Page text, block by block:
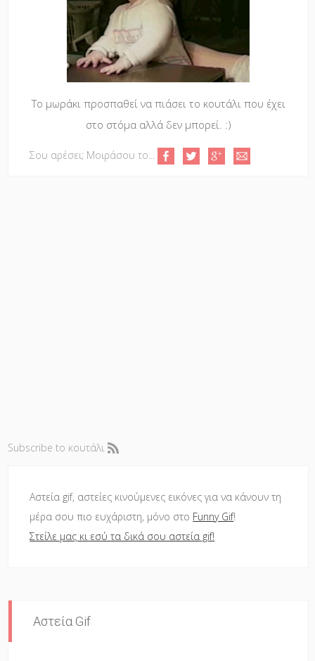
Το μωράκι προσπαθεί να πιάσει το κουτάλι που έχει
στο στόμα αλλά δεν μπορεί. :)
Σου αρέσει; Μοιράσου το...
Subscribe to κουτάλι
Αστεία gif, αστείες κινούμενες εικόνες για να κάνουν τη
μέρα σου πιο ευχάριστη, μόνο στο Funny Gif!
Στείλε μας κι εσύ τα δικά σου αστεία gif!
Αστεία Gif